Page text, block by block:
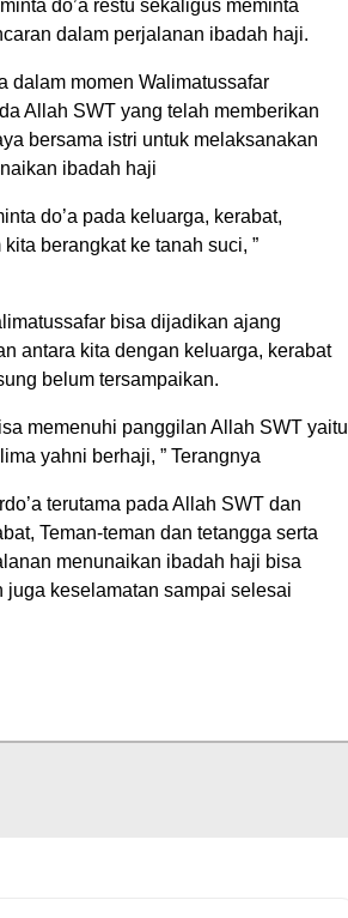
do’a restu sekaligus meminta
dalam perjalanan ibadah haji.
dalam momen Walimatussafar
Allah SWT yang telah memberikan
bersama istri untuk melaksanakan
ibadah haji
do’a pada keluarga, kerabat,
berangkat ke tanah suci, ”
bisa dijadikan ajang
antara kita dengan keluarga, kerabat
belum tersampaikan.
memenuhi panggilan Allah SWT yaitu
yahni berhaji, ” Terangnya
terutama pada Allah SWT dan
Teman-teman dan tetangga serta
menunaikan ibadah haji bisa
juga keselamatan sampai selesai